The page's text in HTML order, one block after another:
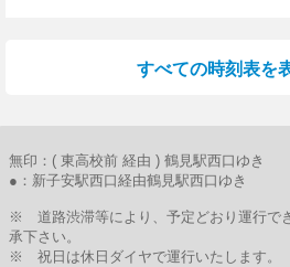
すべての時刻表を
無印：( 東高校前 経由 ) 鶴見駅西口ゆき
●：新子安駅西口経由鶴見駅西口ゆき
※ 道路渋滞等により、予定どおり運行で
承下さい。
※ 祝日は休日ダイヤで運行いたします。